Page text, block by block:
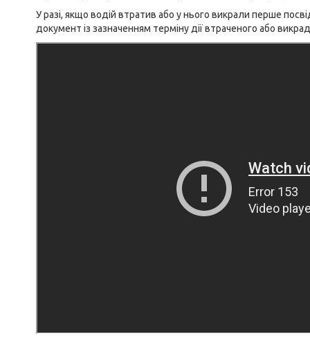
У разі, якщо водій втратив або у нього викрали перше
документ із зазначенням терміну дії втраченого або